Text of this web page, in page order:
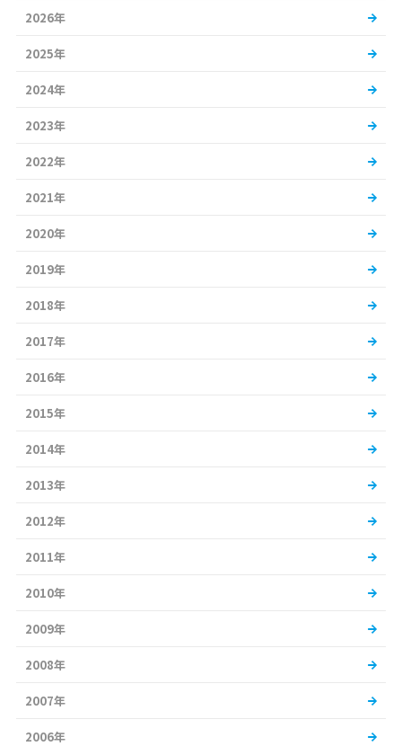
2026年
2025年
2024年
2023年
2022年
2021年
2020年
2019年
2018年
2017年
2016年
2015年
2014年
2013年
2012年
2011年
2010年
2009年
2008年
2007年
2006年